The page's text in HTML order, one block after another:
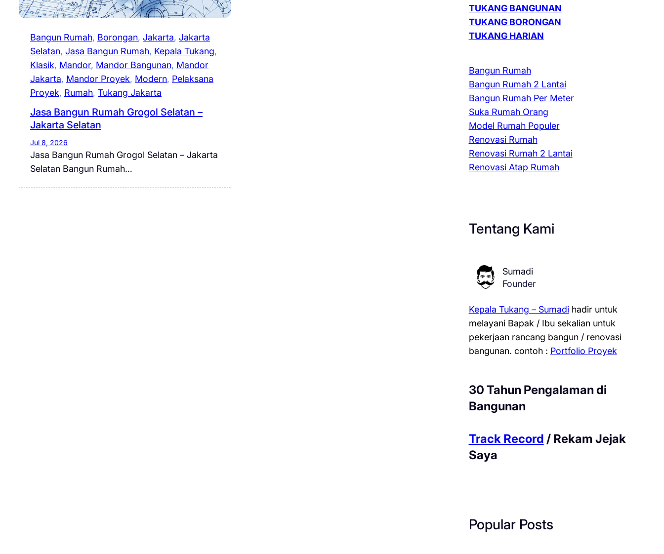
Bangun Rumah, Borongan, Jakarta, Jakarta
Selatan, Jasa Bangun Rumah, Kepala Tukang
Klasik, Mandor, Mandor Bangunan, Mandor
Jakarta, Mandor Proyek, Modern, Pelaksana
Proyek, Rumah, Tukang Jakarta
Jasa Bangun Rumah Grogol Selatan –
Jakarta Selatan
Jul 8, 2026
Jasa Bangun Rumah Grogol Selatan – Jakarta
Selatan Bangun Rumah…
TUKANG BANGUNAN
TUKANG BORONGAN
TUKANG HARIAN
Bangun Rumah
Bangun Rumah 2 Lantai
Bangun Rumah Per Meter
Suka Rumah Orang
Model Rumah Populer
Renovasi Rumah
Renovasi Rumah 2 Lantai
Renovasi Atap Rumah
Tentang Kami
Sumadi
Founder
Kepala Tukang – Sumadihadir untuk
melayani Bapak / Ibu sekalian untuk
pekerjaan rancang bangun / renovasi
bangunan. contoh : Portfolio Proyek
30 Tahun Pengalaman di
Bangunan
Track Record / Rekam Jejak
Saya
Popular Posts